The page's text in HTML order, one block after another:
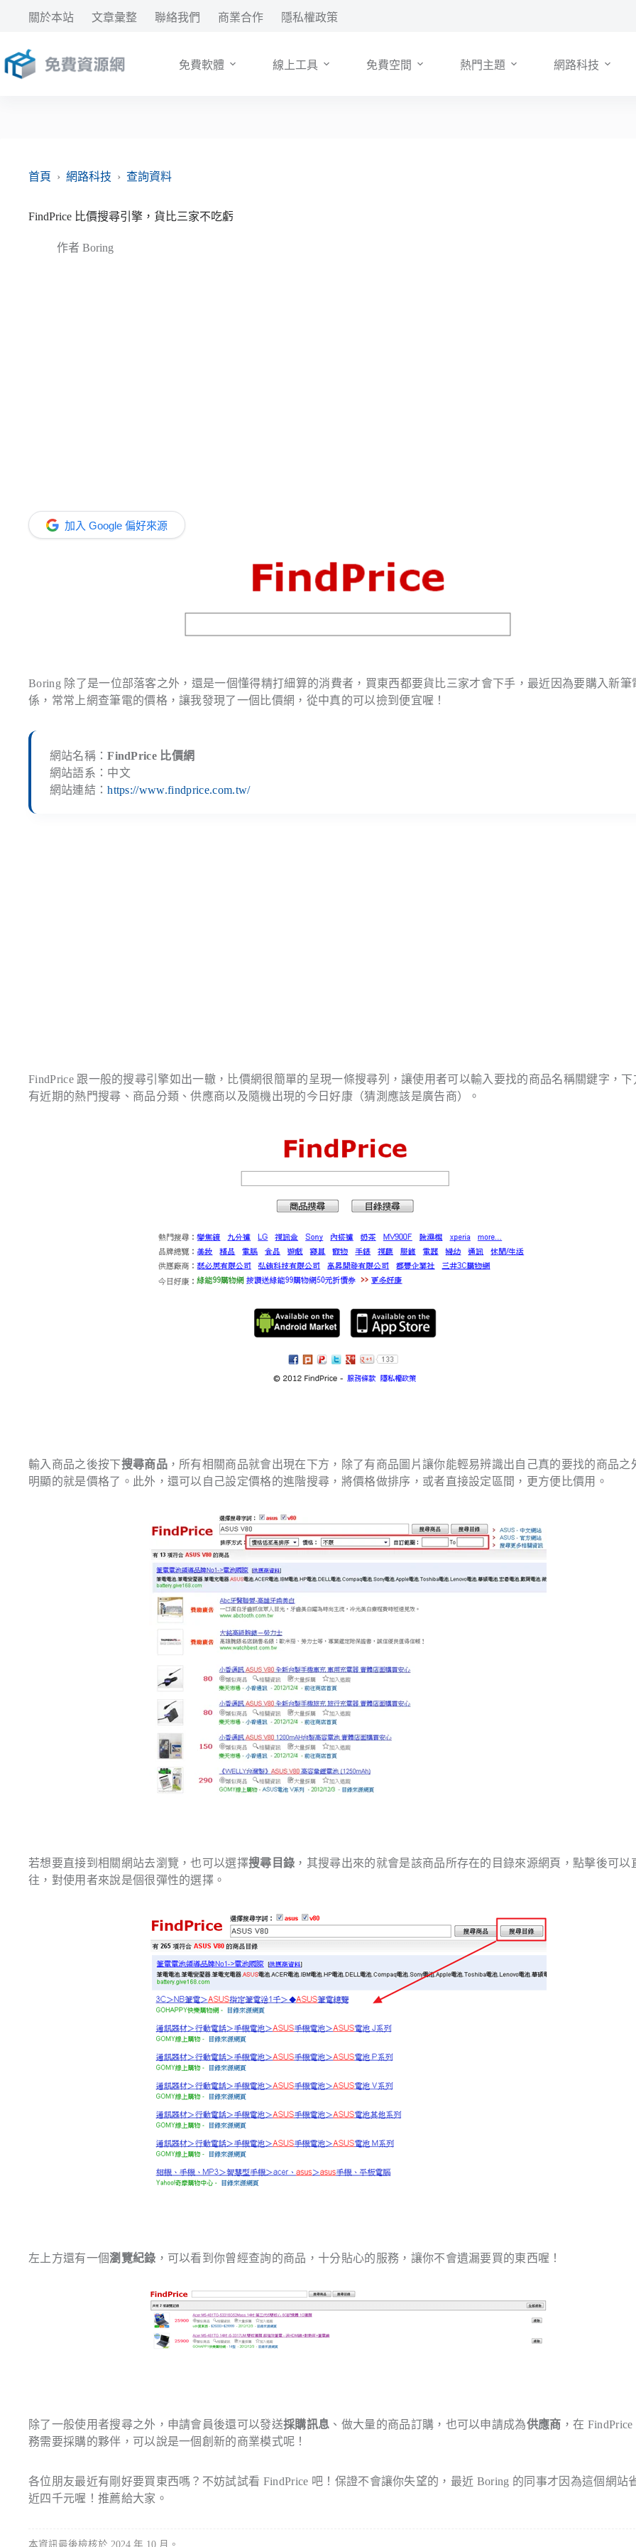
要
內
關於本站 文章彙整 聯絡我們 商業合作 隱私權政策
免費軟體 線上工具 免費空間 熱門主題 網路科技
首頁 › 網路科技 › 查詢資料
FindPrice 比價搜尋引擎，貨比三家不吃虧
作者 Boring
加入 Google 偏好來源
Boring 除了是一位部落客之外，還是一個懂得精打細算的消費者，買東西都要貨比三家才會下手，最近因為要購入新筆
係，常常上網查筆電的價格，讓我發現了一個比價網，從中真的可以撿到便宜喔！
網站名稱：FindPrice 比價網
網站語系：中文
網站連結：https://www.findprice.com.tw/
FindPrice 跟一般的搜尋引擎如出一轍，比價網很簡單的呈現一條搜尋列，讓使用者可以輸入要找的商品名稱關鍵字，下
有近期的熱門搜尋、商品分類、供應商以及隨機出現的今日好康（猜測應該是廣告商）。
輸入商品之後按下搜尋商品，所有相關商品就會出現在下方，除了有商品圖片讓你能輕易辨識出自己真的要找的商品之
明顯的就是價格了。此外，還可以自己設定價格的進階搜尋，將價格做排序，或者直接設定區間，更方便比價用。
若想要直接到相關網站去瀏覽，也可以選擇搜尋目錄 ，其搜尋出來的就會是該商品所存在的目錄來源網頁，點擊後可以
往，對使用者來說是個很彈性的選擇。
左上方還有一個瀏覽紀錄 ，可以看到你曾經查詢的商品，十分貼心的服務，讓你不會遺漏要買的東西喔！
除了一般使用者搜尋之外，申請會員後還可以發送採購訊息 、做大量的商品訂購，也可以申請成為供應商 ，在
務需要採購的夥伴，可以說是一個創新的商業模式呢！
各位朋友最近有剛好要買東西嗎？不妨試試看 FindPrice 吧！保證不會讓你失望的，最近 Boring 的同事才因為這個網站
近四千元喔！推薦給大家。
本資訊最後檢核於 2024 年 10 月。